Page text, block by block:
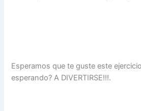
Esperamos que te guste este
esperando? A DIVERTIRSE!!!.